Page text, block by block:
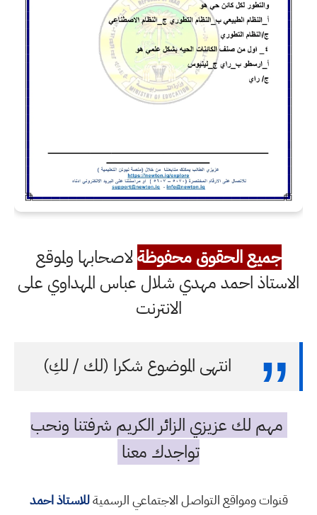
جميع الحقوق محفوظةلاصحابها ولموقع
الاستاذ احمد مهدي شلال عباس المهداوي على
الانترنت
انتهى الموضوع شكرا (لك / لكِ)
مهم لك عزيزي الزائر الكريم شرفتنا ونحب
تواجدك معنا
قنوات ومواقع التواصل الاجتماعي الرسميةللاستاذ احمد